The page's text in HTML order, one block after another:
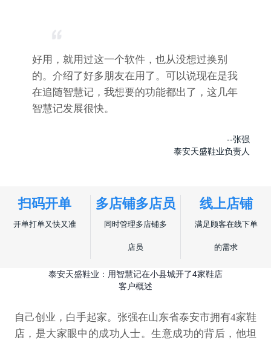
好用，就用过这一个软件，也从没想过换别
的。介绍了好多朋友在用了。可以说现在是我
在追随智慧记，我想要的功能都出了，这几年
智慧记发展很快。
--张强
泰安天盛鞋业负责人
扫码开单
开单打单又快又准
多店铺多店员
同时管理多店铺多
店员
线上店铺
满足顾客在线下单
的需求
泰安天盛鞋业：用智慧记在小县城开了4家鞋店
客户概述
自己创业，白手起家。张强在山东省泰安市拥有4家鞋
店，是大家眼中的成功人士。生意成功的背后，他坦